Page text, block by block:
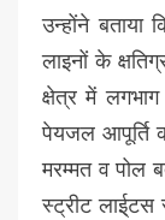
उन्होंने
लाइनों के
क्षेत्र में
पेयजल आपूर्ति
मरम्मत व पोल
स्ट्रीट लाई्टस